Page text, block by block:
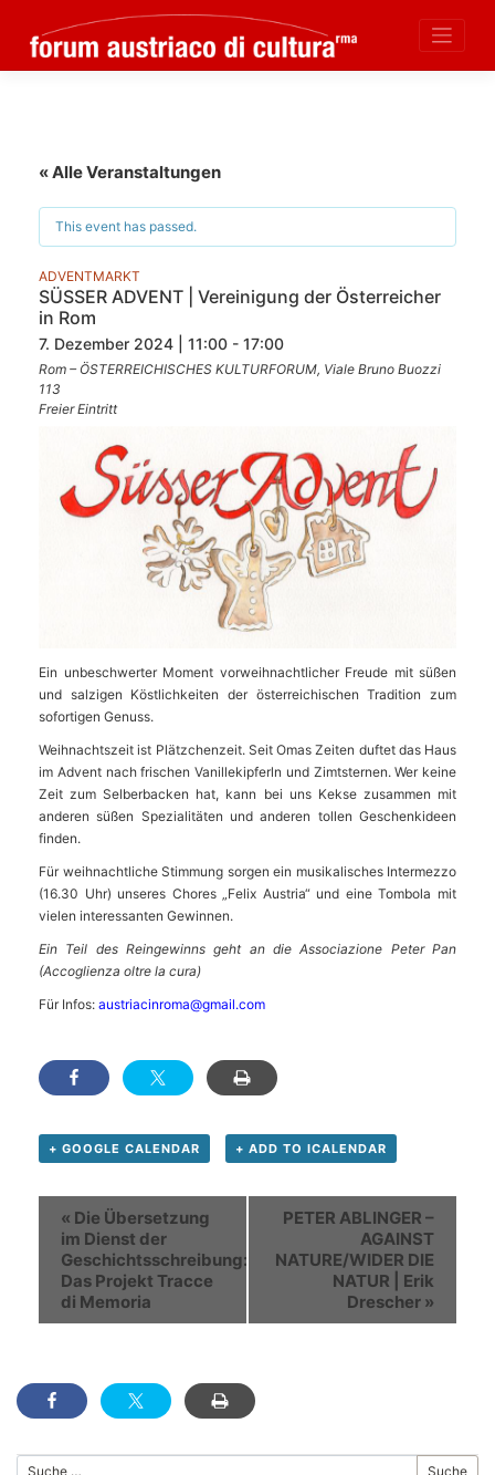
« Alle Veranstaltungen
This event has passed.
ADVENTMARKT
SÜSSER ADVENT | Vereinigung der Österreicher
in Rom
7. Dezember 2024 | 11:00 - 17:00
Rom – ÖSTERREICHISCHES KULTURFORUM, Viale Bruno Buozzi
113
Freier Eintritt
Ein unbeschwerter Moment vorweihnachtlicher Freude mit süßen
und salzigen Köstlichkeiten der österreichischen Tradition zum
sofortigen Genuss.
Weihnachtszeit ist Plätzchenzeit. Seit Omas Zeiten duftet das Haus
im Advent nach frischen Vanillekipferln und Zimtsternen. Wer keine
Zeit zum Selberbacken hat, kann bei uns Kekse zusammen mit
anderen süßen Spezialitäten und anderen tollen Geschenkideen
finden.
Für weihnachtliche Stimmung sorgen ein musikalisches Intermezzo
(16.30 Uhr) unseres Chores „Felix Austria“ und eine Tombola mit
vielen interessanten Gewinnen.
Ein Teil des Reingewinns geht an die Associazione Peter Pan
(Accoglienza oltre la cura)
Für Infos: austriacinroma@gmail.com
+ GOOGLE CALENDAR + ADD TO ICALENDAR
Veranstaltung
Navigation
« Die Übersetzung
im Dienst der
Geschichtsschreibung:
Das Projekt Tracce
di Memoria
PETER ABLINGER –
AGAINST
NATURE/WIDER DIE
NATUR | Erik
Drescher »
Suche